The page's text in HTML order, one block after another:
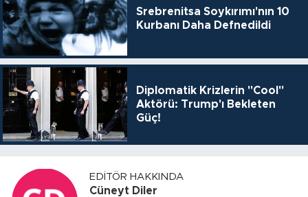
Srebrenitsa Soykırımı'nın 10
Kurbanı Daha Defnedildi
Diplomatik Krizlerin "Cool"
Aktörü: Trump'ı Bekleten
Güç!
EDITÖR HAKKINDA
Cüneyt Diler